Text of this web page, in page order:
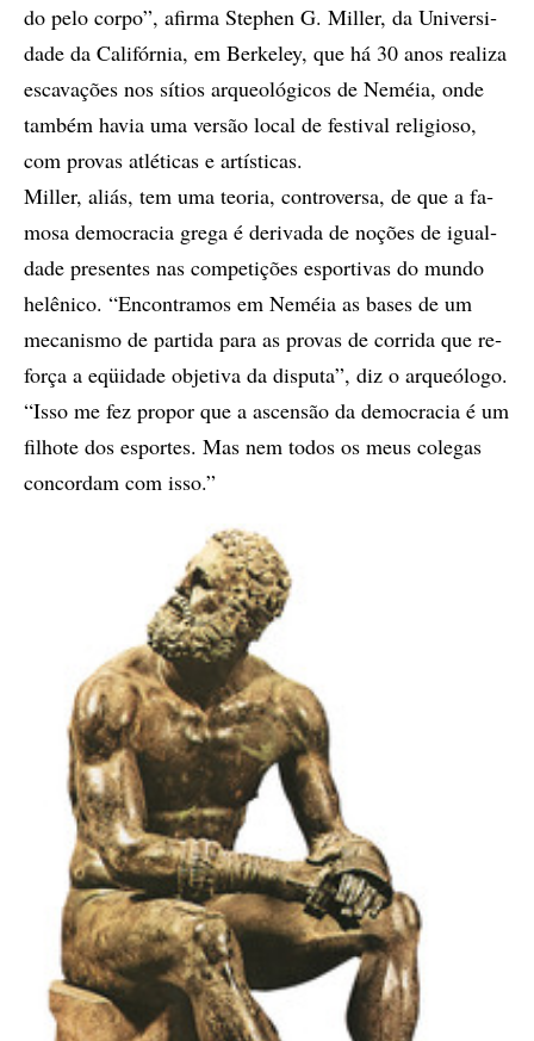
do pelo cor­po”, afir­ma Ste­phen G. Mil­ler, da Uni­ver­si­
da­de da Ca­li­fór­nia, em Ber­ke­ley, que há 30 anos re­a­li­za
es­ca­va­çõ­es nos sí­ti­os ar­queo­ló­gi­cos de Ne­méia, onde
tam­bém ha­via uma ver­são lo­cal de fes­ti­val re­li­gio­so,
com pro­vas atlé­ti­cas e ar­tís­ti­cas.
Mil­ler, ali­ás, tem uma te­o­ria, con­tro­ver­sa, de que a fa­
mo­sa de­mo­cra­cia gre­ga é de­ri­va­da de no­çõ­es de igual­
da­­de pre­sen­tes nas com­pe­ti­çõ­es es­por­­ti­vas do mun­do
he­lê­ni­co. “En­con­tra­mos em Ne­méia as ba­ses de um
me­ca­nis­mo de par­ti­da para as pro­vas de cor­ri­da que re­
for­ça a eqüi­da­de ob­je­ti­va da dis­pu­ta”, diz o ar­queó­lo­go.
“Isso me fez pro­por que a as­cen­são da de­mo­cra­cia é um
fi­lho­te dos es­por­tes. Mas nem to­dos os meus co­le­gas
con­cor­dam com isso.”